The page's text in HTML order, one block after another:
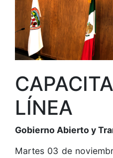
LÍNEA
Gobierno Abierto y
Martes 03 de